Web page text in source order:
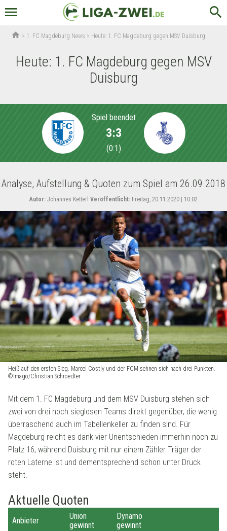
menu search
home > 1. FC Magdeburg News > Heute: 1. FC Magdeburg gegen MSV Duisburg
Heute: 1. FC Magdeburg gegen MSV
Duisburg
Spiel beendet
3:3
(0:1)
Analyse, Aufstellung & Quoten zum Spiel am 26.09.2018
Autor: Johannes Ketterl Veröffentlicht: Freitag, 20.11.2020 | 10:02
Heiß auf den ersten Sieg. Marcel Costly und der FCM sehnen sich nach drei Punkten.
©Imago/Christian Schroedter
Mit dem 1. FC Magdeburg und dem MSV Duisburg stehen sich
zwei von drei noch sieglosen Teams direkt gegenüber, die wenig
überraschend auch im Tabellenkeller zu finden sind. Für
Magdeburg reicht es dank vier Unentschieden immerhin noch zu
Platz 16, während Duisburg mit nur einem Zähler Träger der
roten Laterne ist und dementsprechend schon unter Druck
steht.
Aktuelle Quoten
Anbieter
Union
gewinnt
Dynamo
gewinnt